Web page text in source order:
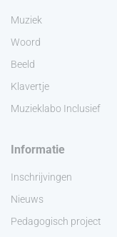
Muziek
Woord
Beeld
Klavertje
Muzieklabo Inclusief
Informatie
Inschrijvingen
Nieuws
Pedagogisch project